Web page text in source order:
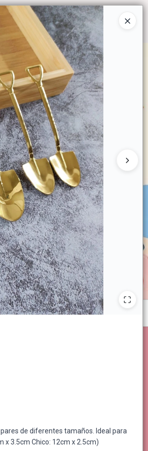
de diferentes tamaños. Ideal para
x 3.5cm Chico: 12cm x 2.5cm)
Ingresar a la Tienda
SOMOS CONTACTO